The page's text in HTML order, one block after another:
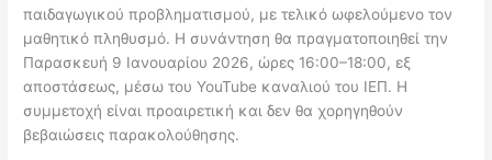
παιδαγωγικού προβληματισμού, με τελικό ωφελούμενο τον
μαθητικό πληθυσμό. Η συνάντηση θα πραγματοποιηθεί την
Παρασκευή 9 Ιανουαρίου 2026, ώρες 16:00–18:00, εξ
αποστάσεως, μέσω του YouTube καναλιού του ΙΕΠ. Η
συμμετοχή είναι προαιρετική και δεν θα χορηγηθούν
βεβαιώσεις παρακολούθησης.